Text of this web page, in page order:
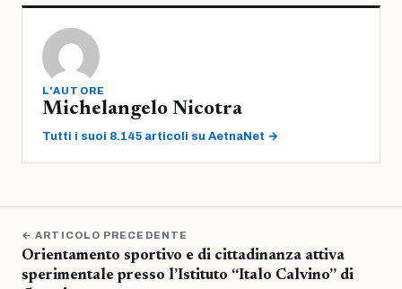
L'AUTORE
Michelangelo Nicotra
Tutti i suoi 8.145 articoli su AetnaNet →
← ARTICOLO PRECEDENTE
Orientamento sportivo e di cittadinanza attiva
sperimentale presso l’Istituto “Italo Calvino” di